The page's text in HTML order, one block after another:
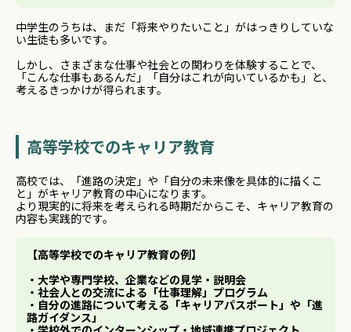
中学生のうちは、まだ「将来やりたいこと」がはっきりしていな
い生徒も多いです。
しかし、さまざまな仕事や社会との関わりを体験することで、
「こんな仕事もあるんだ」「自分はこれが向いているかも」と、
考えるきっかけが得られます。
高等学校でのキャリア教育
高校では、「進路の決定」や「自分の未来像を具体的に描くこ
と」がキャリア教育の中心になります。
より現実的に将来を考えられる時期だからこそ、キャリア教育の
内容も実践的です。
【高等学校でのキャリア教育の例】
・大学や専門学校、企業などの見学・説明会
・社会人との交流による「仕事理解」プログラム
・自分の進路について考える「キャリアパスポート」や「進
路ガイダンス」